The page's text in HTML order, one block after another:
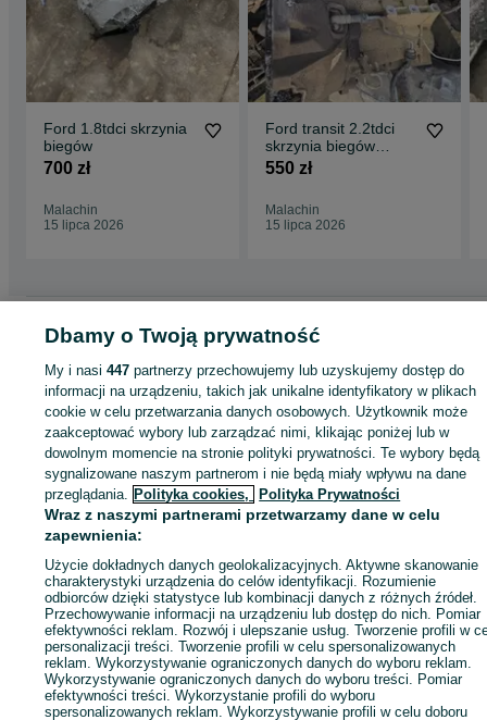
Ford 1.8tdci skrzynia
biegów
700 zł
Malachin
15 lipca 2026
Ford transit 2.2tdci
skrzynia biegów
montaż wysylka
550 zł
Malachin
15 lipca 2026
Strona główna Motoryzacja Części samochodowe
Pomorskie
Osobowe - Lubichowo
KATEGORIA
ID:1053438128 Wyświetlenia:
Zadzwoń / SMS Wyślij wiadomość
Dbamy o Twoją prywatność
My i nasi447 partnerzy przechowujemy lub uzyskujemy dostęp do
informacji na urządzeniu, takich jak unikalne identyfikatory w plikach
cookie w celu przetwarzania danych osobowych. Użytkownik może
zaakceptować wybory lub zarządzać nimi, klikając poniżej lub w
dowolnym momencie na stronie polityki prywatności. Te wybory będą
sygnalizowane naszym partnerom i nie będą miały wpływu na dane
przeglądania. Polityka cookies, Polityka Prywatności
Wraz z naszymi partnerami przetwarzamy dane w celu
zapewnienia:
Użycie dokładnych danych geolokalizacyjnych. Aktywne skanowanie
charakterystyki urządzenia do celów identyfikacji. Rozumienie
odbiorców dzięki statystyce lub kombinacji danych z różnych źródeł.
Przechowywanie informacji na urządzeniu lub dostęp do nich. Pomiar
efektywności reklam. Rozwój i ulepszanie usług. Tworzenie profili w
personalizacji treści. Tworzenie profili w celu spersonalizowanych
reklam. Wykorzystywanie ograniczonych danych do wyboru reklam.
Wykorzystywanie ograniczonych danych do wyboru treści. Pomiar
efektywności treści. Wykorzystanie profili do wyboru
spersonalizowanych reklam. Wykorzystywanie profili w celu doboru